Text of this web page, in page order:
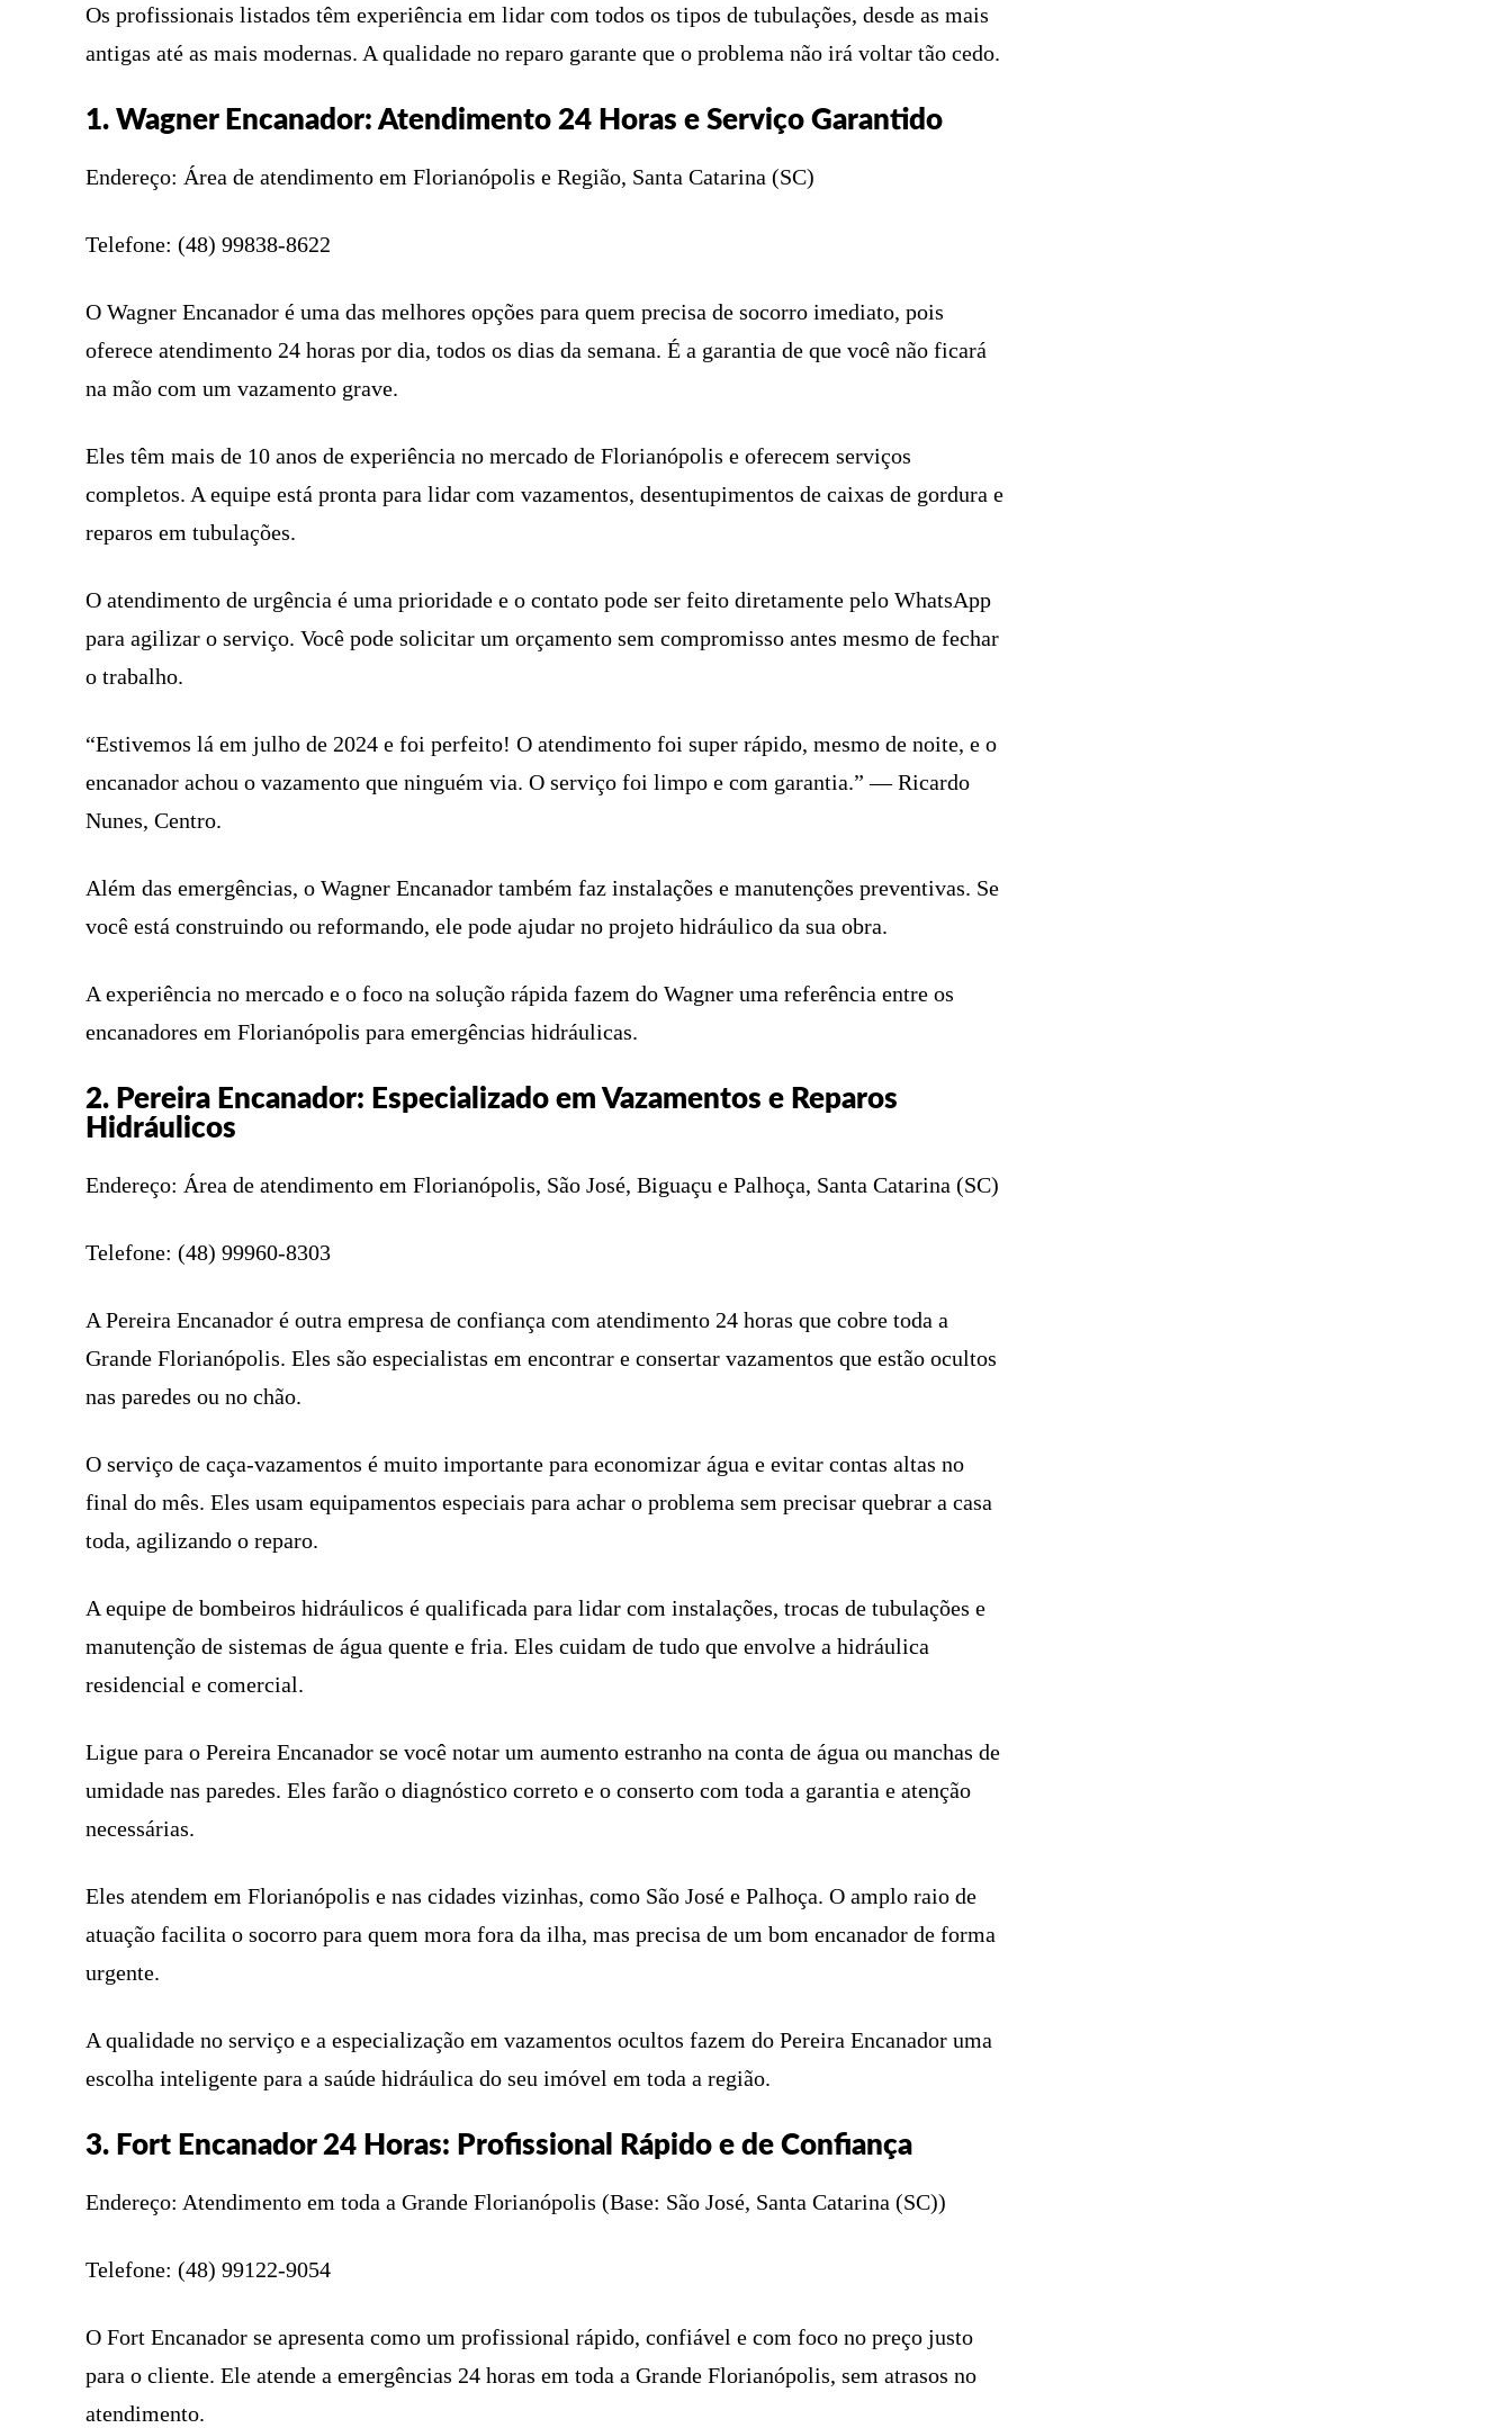
Os profissionais listados têm experiência em lidar com todos os tipos de tubulações, desde as mais
antigas até as mais modernas. A qualidade no reparo garante que o problema não irá voltar tão cedo.
1. Wagner Encanador: Atendimento 24 Horas e Serviço Garantido
Endereço: Área de atendimento em Florianópolis e Região, Santa Catarina (SC)
Telefone: (48) 99838-8622
O Wagner Encanador é uma das melhores opções para quem precisa de socorro imediato, pois
oferece atendimento 24 horas por dia, todos os dias da semana. É a garantia de que você não ficará
na mão com um vazamento grave.
Eles têm mais de 10 anos de experiência no mercado de Florianópolis e oferecem serviços
completos. A equipe está pronta para lidar com vazamentos, desentupimentos de caixas de gordura e
reparos em tubulações.
O atendimento de urgência é uma prioridade e o contato pode ser feito diretamente pelo WhatsApp
para agilizar o serviço. Você pode solicitar um orçamento sem compromisso antes mesmo de fechar
o trabalho.
“Estivemos lá em julho de 2024 e foi perfeito! O atendimento foi super rápido, mesmo de noite, e o
encanador achou o vazamento que ninguém via. O serviço foi limpo e com garantia.” — Ricardo
Nunes, Centro.
Além das emergências, o Wagner Encanador também faz instalações e manutenções preventivas. Se
você está construindo ou reformando, ele pode ajudar no projeto hidráulico da sua obra.
A experiência no mercado e o foco na solução rápida fazem do Wagner uma referência entre os
encanadores em Florianópolis para emergências hidráulicas.
2. Pereira Encanador: Especializado em Vazamentos e Reparos
Hidráulicos
Endereço: Área de atendimento em Florianópolis, São José, Biguaçu e Palhoça, Santa Catarina (SC)
Telefone: (48) 99960-8303
A Pereira Encanador é outra empresa de confiança com atendimento 24 horas que cobre toda a
Grande Florianópolis. Eles são especialistas em encontrar e consertar vazamentos que estão ocultos
nas paredes ou no chão.
O serviço de caça-vazamentos é muito importante para economizar água e evitar contas altas no
final do mês. Eles usam equipamentos especiais para achar o problema sem precisar quebrar a casa
toda, agilizando o reparo.
A equipe de bombeiros hidráulicos é qualificada para lidar com instalações, trocas de tubulações e
manutenção de sistemas de água quente e fria. Eles cuidam de tudo que envolve a hidráulica
residencial e comercial.
Ligue para o Pereira Encanador se você notar um aumento estranho na conta de água ou manchas de
umidade nas paredes. Eles farão o diagnóstico correto e o conserto com toda a garantia e atenção
necessárias.
Eles atendem em Florianópolis e nas cidades vizinhas, como São José e Palhoça. O amplo raio de
atuação facilita o socorro para quem mora fora da ilha, mas precisa de um bom encanador de forma
urgente.
A qualidade no serviço e a especialização em vazamentos ocultos fazem do Pereira Encanador uma
escolha inteligente para a saúde hidráulica do seu imóvel em toda a região.
3. Fort Encanador 24 Horas: Profissional Rápido e de Confiança
Endereço: Atendimento em toda a Grande Florianópolis (Base: São José, Santa Catarina (SC))
Telefone: (48) 99122-9054
O Fort Encanador se apresenta como um profissional rápido, confiável e com foco no preço justo
para o cliente. Ele atende a emergências 24 horas em toda a Grande Florianópolis, sem atrasos no
atendimento.